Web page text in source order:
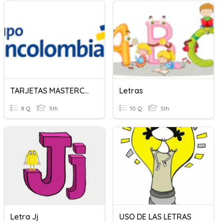
TARJETAS MASTERCARD
8 Q 5th
Letras
10 Q 5th
Letra Jj USO DE LAS LETRAS